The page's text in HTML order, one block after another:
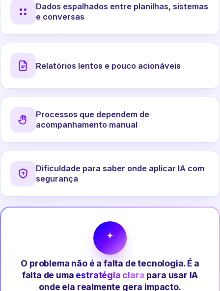
Dados espalhados entre planilhas, sistemas
e conversas
Relatórios lentos e pouco acionáveis
Processos que dependem de
acompanhamento manual
Dificuldade para saber onde aplicar IA com
segurança
O problema não é a falta de tecnologia. É a
falta de uma estratégia clara para usar IA
onde ela realmente gera impacto.